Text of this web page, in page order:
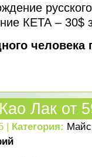
КЕТА – 30$
Лак от
| Категория: